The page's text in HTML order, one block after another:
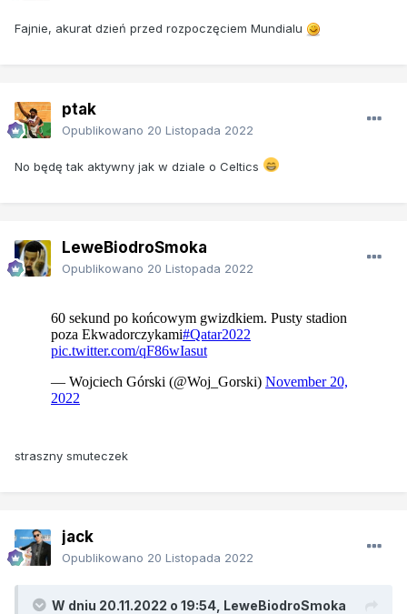
Fajnie, akurat dzień przed rozpoczęciem Mundialu
ptak
Opublikowano 20 Listopada 2022
No będę tak aktywny jak w dziale o Celtics
LeweBiodroSmoka
Opublikowano 20 Listopada 2022
straszny smuteczek
jack
Opublikowano 20 Listopada 2022
W dniu 20.11.2022 o 19:54, LeweBiodroSmoka